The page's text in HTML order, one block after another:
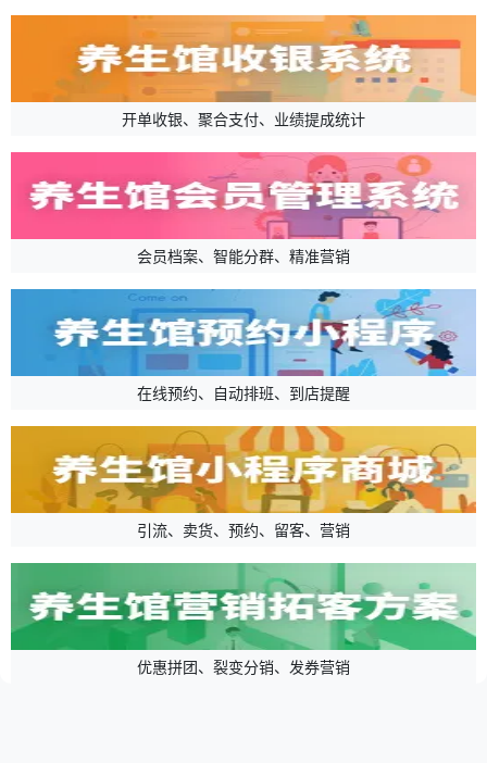
开单收银、聚合支付、业绩提成统计
会员档案、智能分群、精准营销
在线预约、自动排班、到店提醒
引流、卖货、预约、留客、营销
优惠拼团、裂变分销、发券营销